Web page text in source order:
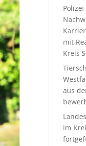
mit
Kreis
aus
im